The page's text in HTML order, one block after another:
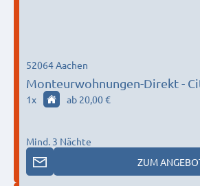
Monteurwohnungen-Direkt -
Aachen
52064 Aachen
1x ab 20,00 €
Mind. 3 Nächte
ZUM